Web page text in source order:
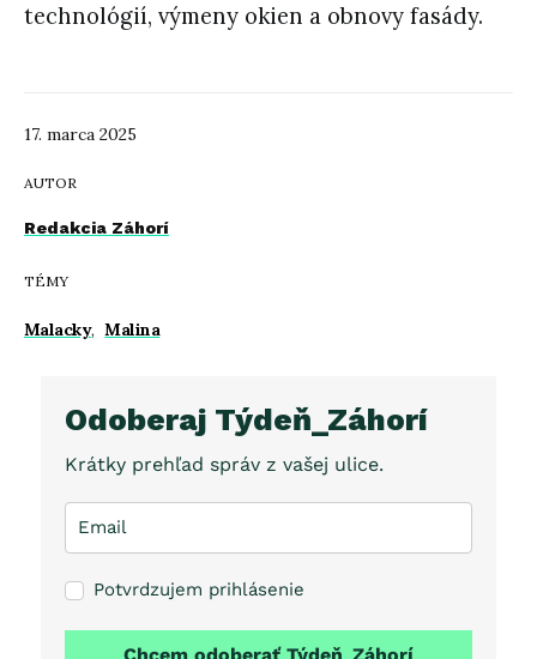
17. marca 2025
AUTOR
Redakcia Záhorí
TÉMY
Malacky, Malina
technológií, výmeny okien a obnovy fasády.
Odoberaj Týdeň_Záhorí
Krátky prehľad správ z vašej ulice.
Potvrdzujem prihlásenie